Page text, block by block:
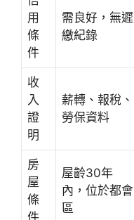
用
條
件
需良好，無遲
繳紀錄
收
入
證
明
薪轉、報稅、
勞保資料
房
屋
條
屋齡30年
內，位於都會
區